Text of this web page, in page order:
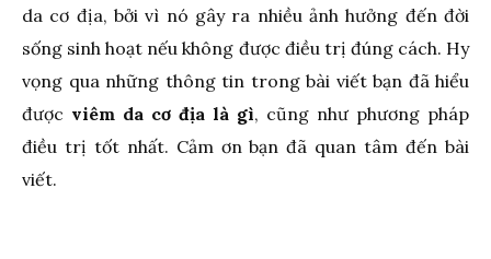
da cơ địa, bởi vì nó gây ra nhiều ảnh hưởng đến đời
sống sinh hoạt nếu không được điều trị đúng cách. Hy
vọng qua những thông tin trong bài viết bạn đã hiểu
được viêm da cơ địa là gì, cũng như phương pháp
điều trị tốt nhất. Cảm ơn bạn đã quan tâm đến bài
viết.